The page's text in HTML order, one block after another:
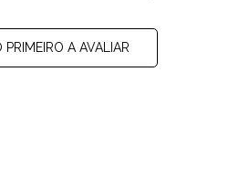
PRIMEIRO A AVALIAR